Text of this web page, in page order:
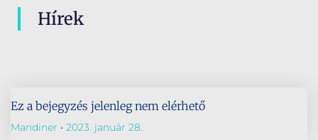
Hírek
Ez a bejegyzés jelenleg nem elérhető
Mandiner 2023. január 28.